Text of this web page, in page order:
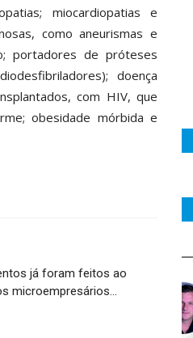
miocardiopatias e
como aneurismas e
portadores de próteses
doença
com HIV, que
obesidade mórbida e
já foram feitos ao
microempresários...